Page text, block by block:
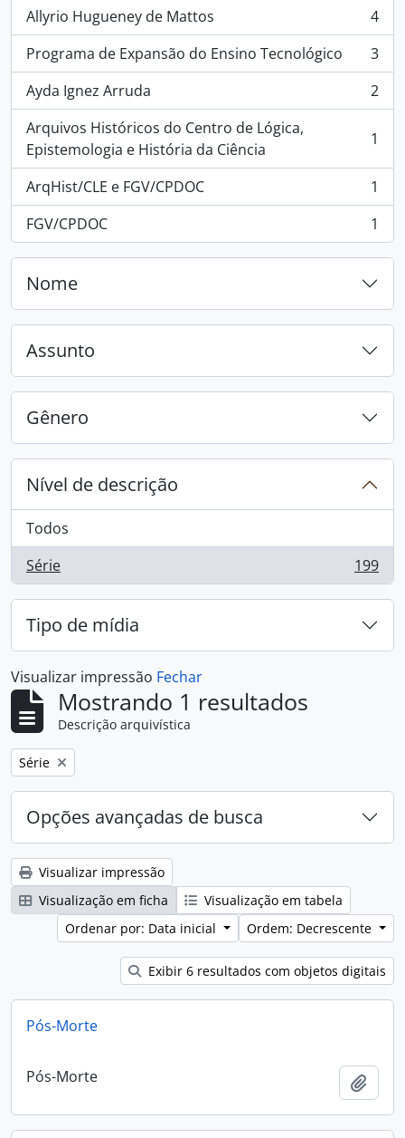
Allyrio Hugueney de Mattos
, 4 resultados
4
Programa de Expansão do Ensino Tecnológico
, 3 resultados
3
Ayda Ignez Arruda
, 2 resultados
2
Arquivos Históricos do Centro de Lógica,
Epistemologia e História da Ciência
, 1 resultados 1
ArqHist/CLE e FGV/CPDOC
, 1 resultados
1
FGV/CPDOC
, 1 resultados 1
Nome
Assunto
Gênero
Nível de descrição
Todos
Série
, 199 resultados 199
Tipo de mídia
Visualizar impressão Fechar
Mostrando 1 resultados
Descrição arquivística
Remover filtro:
Série
Opções avançadas de busca
Visualizar impressão
Visualização em ficha
Visualização em tabela
Ordenar por: Data inicial
Ordem: Decrescente
Exibir 6 resultados com objetos digitais
Pós-Morte
Pós-Morte